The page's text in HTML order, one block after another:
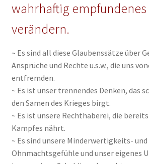
wahrhaftig
verändern.
~ Es sind all diese Glaubenssätze über
Ansprüche und Rechte u.s.w., die uns
entfremden.
~ Es ist unser trennendes Denken, das
den Samen des Krieges birgt.
~ Es ist unsere Rechthaberei, die
Kampfes nährt.
~ Es sind unsere Minderwertigkeits- und
Ohnmachtsgefühle und unser eigenes